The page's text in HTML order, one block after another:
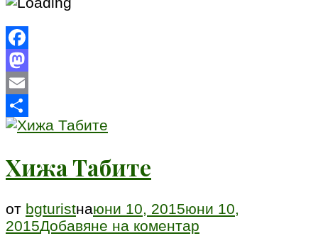
Facebook
Mastodon
Email
Share
Хижа Табите
от bgturistнаюни 10, 2015юни 10,
2015Добавяне на коментар